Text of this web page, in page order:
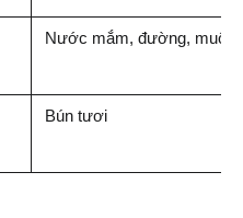
Nước mắm, đường, muối,
Bún tươi